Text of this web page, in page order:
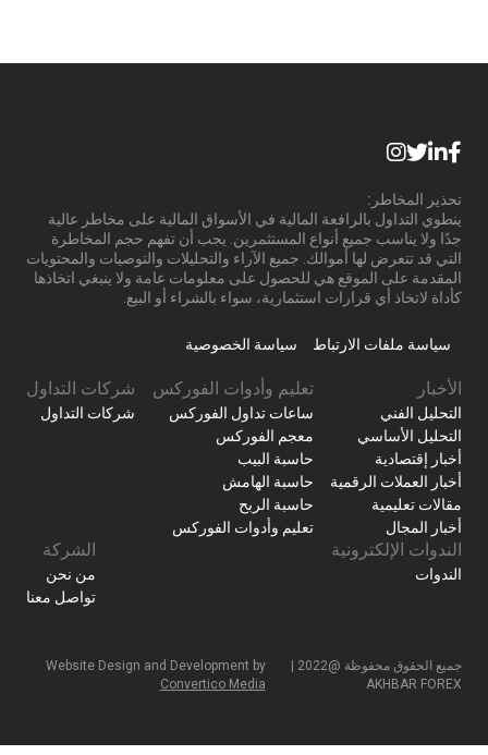
تحذير المخاطر:
ينطوي التداول بالرافعة المالية في الأسواق المالية على مخاطر عالية
جدًا ولا يناسب جميع أنواع المستثمرين. يجب أن تفهم حجم المخاطرة
التي قد تتعرض لها أموالك. جميع الآراء والتحليلات والتوصيات والمحتويات
المقدمة على الموقع هي للحصول على معلومات عامة ولا ينبغي اتخاذها
كأداة لاتخاذ أي قرارات استثمارية، سواء بالشراء أو البيع.
سياسة ملفات الارتباط سياسة الخصوصية
الأخبار
التحليل الفني
التحليل الأساسي
أخبار إقتصادية
أخبار العملات الرقمية
مقالات تعليمية
أخبار المجال
تعليم وأدوات الفوركس
ساعات تداول الفوركس
معجم الفوركس
حاسبة البيب
حاسبة الهامش
حاسبة الربح
تعليم وأدوات الفوركس
شركات التداول
شركات التداول
الندوات الإلكترونية
الندوات
الشركة
من نحن
تواصل معنا
جميع الحقوق محفوظة @2022 |
AKHBAR FOREX
Website Design and Development by
Convertico Media